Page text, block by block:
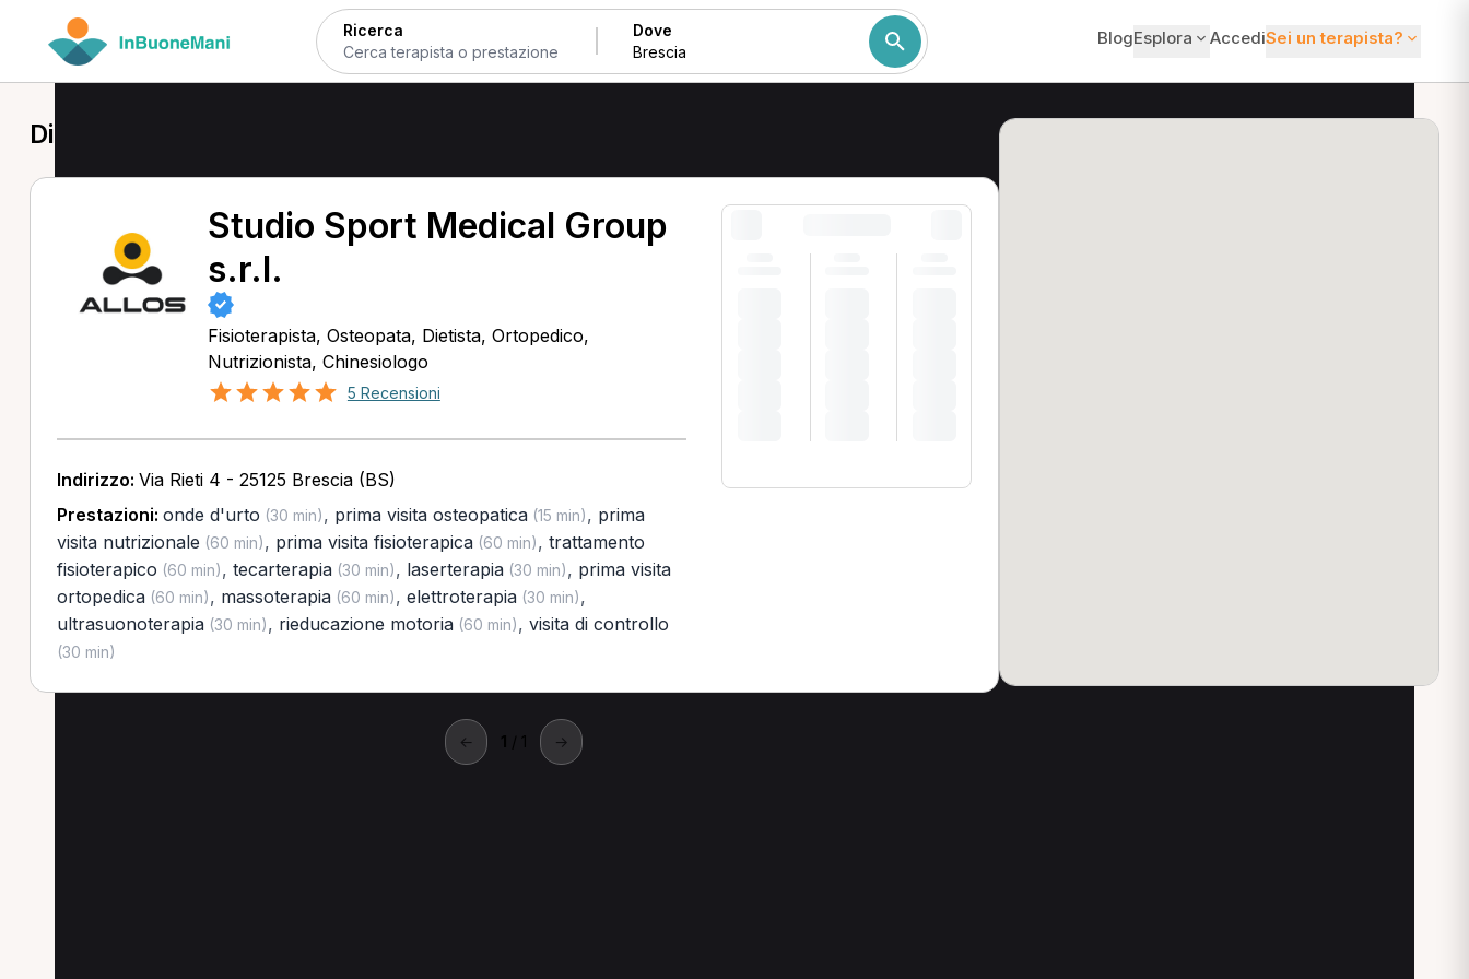
Ricerca Dove BlogEsplora AccediSei un terapista?
Dietista a Brescia
Studio Sport Medical Group
s.r.l.
Fisioterapista, Osteopata, Dietista, Ortopedico,
Nutrizionista, Chinesiologo
5 Recensioni
Indirizzo: Via Rieti 4 - 25125 Brescia (BS)
Prestazioni: onde d'urto (30 min), prima visita osteopatica(15 min), prima
visita nutrizionale (60 min), prima visita fisioterapica(60 min), trattamento
fisioterapico (60 min), tecarterapia(30 min), laserterapia(30 min), prima visita
ortopedica(60 min), massoterapia(60 min), elettroterapia(30 min),
ultrasuonoterapia(30 min), rieducazione motoria(60 min), visita di controllo
(30 min)
← 1 / 1 →